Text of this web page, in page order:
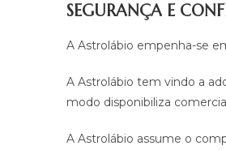
SEGURANÇA E
A Astrolábio empenha-se
A Astrolábio tem vindo a
modo disponibiliza
A Astrolábio assume o